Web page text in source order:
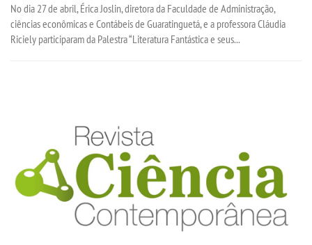
No dia 27 de abril, Érica Joslin, diretora da Faculdade de Administração,
ciências econômicas e Contábeis de Guaratinguetá, e a professora Cláudia
Riciely participaram da Palestra “Literatura Fantástica e seus...